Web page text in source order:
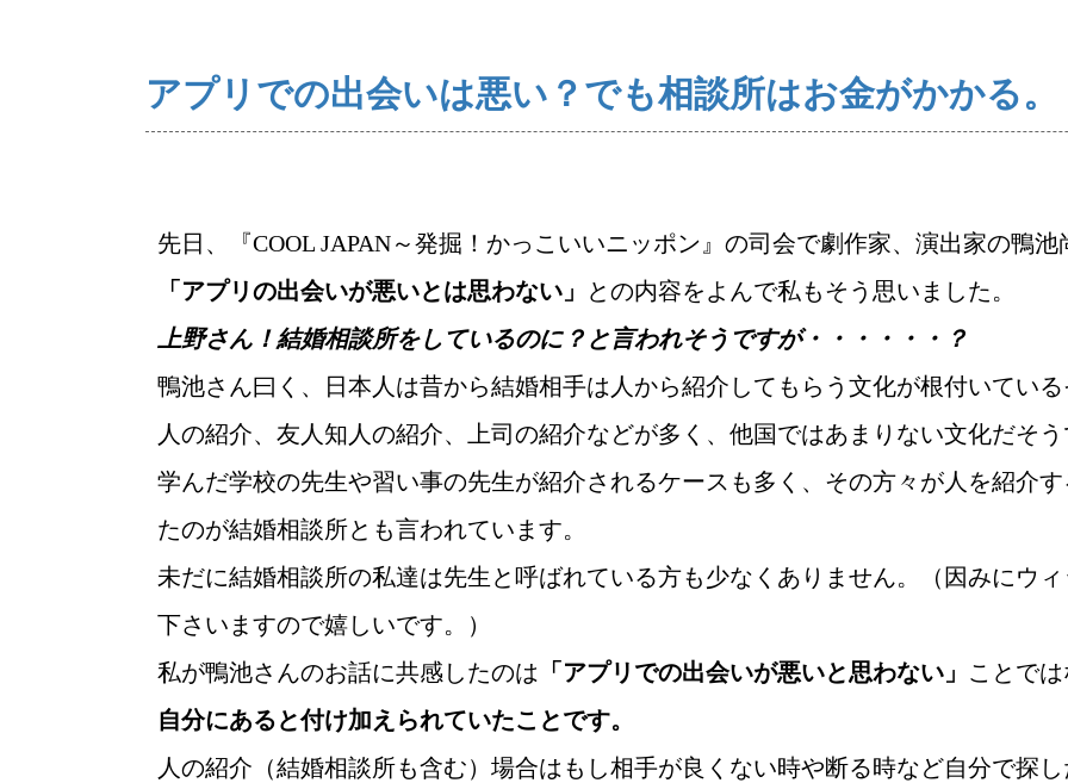
ご来店WEB予約 婚活キャンペーン お問い合わせ
鹿児島店 佐世保店
ウィッシュの婚活メソッド ご成婚までの流れ 親御様から始める
アプリでの出会いは悪い？でも相談所はお金がかかる。
先日、『COOL JAPAN～発掘！かっこいいニッポン』の司会で劇作家、演出家の鴨
「アプリの出会いが悪いとは思わない」
との内容をよんで私もそう思いました。
上野さん！結婚相談所をしているのに？と言われそうですが・・・・・・？
鴨池さん曰く、日本人は昔から結婚相手は人から紹介してもらう文化が根付いている
人の紹介、友人知人の紹介、上司の紹介などが多く、他国ではあまりない文化だそう
学んだ学校の先生や習い事の先生が紹介されるケースも多く、その方々が人を紹介
たのが結婚相談所とも言われています。
未だに結婚相談所の私達は先生と呼ばれている方も少なくありません。（因みにウ
下さいますので嬉しいです。）
私が鴨池さんのお話に共感したのは 「アプリでの出会いが悪いと思わない」 ことでは
自分にあると付け加えられていたことです。
人の紹介（結婚相談所も含む）場合はもし相手が良くない時や断る時など自分で探